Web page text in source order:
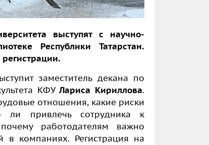
выступят с научно-
Республики Татарстан.
заместитель декана по
КФУЛариса Кириллова.
отношения, какие риски
ли привлечь сотрудника к
работодателям важно
в компаниях. Регистрация на